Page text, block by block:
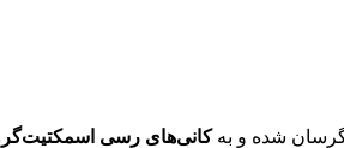
شده و بهکانی‌های رسی